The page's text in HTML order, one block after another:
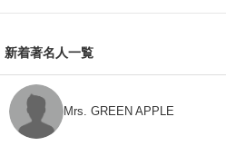
新着著名人一覧
Mrs. GREEN APPLE